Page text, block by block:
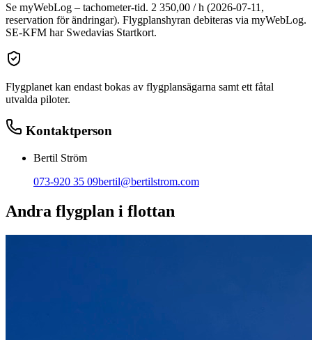
Se myWebLog – tachometer-tid. 2 350,00 / h (2026-07-11,
reservation för ändringar). Flygplanshyran debiteras via myWebLog.
SE-KFM har Swedavias Startkort.
Flygplanet kan endast bokas av flygplansägarna samt ett fåtal
utvalda piloter.
Kontaktperson
Bertil Ström
073-920 35 09bertil@bertilstrom.com
Andra flygplan i flottan